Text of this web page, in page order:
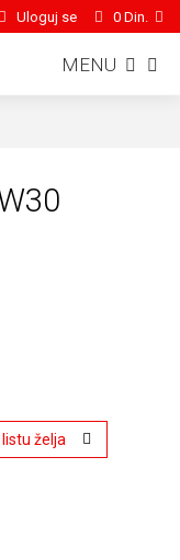
Uloguj se 0 Din.
MENU
listu želja